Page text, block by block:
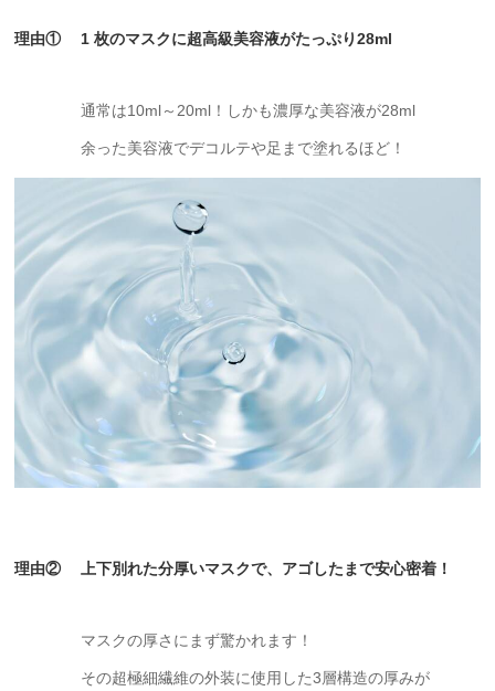
理由① 1 枚のマスクに超高級美容液がたっぷり28ml
通常は10ml～20ml！しかも濃厚な美容液が28ml
余った美容液でデコルテや足まで塗れるほど！
理由② 上下別れた分厚いマスクで、アゴしたまで安心密着！
マスクの厚さにまず驚かれます！
その超極細繊維の外装に使用した3層構造の厚みが